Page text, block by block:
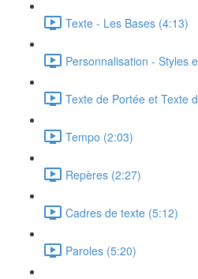
Texte - Les Bases (4:13)
Personnalisation - Styles
Texte de Portée et Texte
Tempo (2:03)
Repères (2:27)
Cadres de texte (5:12)
Paroles (5:20)